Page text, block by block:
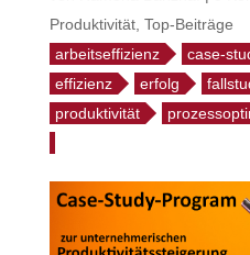
Produktivität, Top-Beiträge
arbeitseffizienz
case-
effizienz
erfolg
produktivität